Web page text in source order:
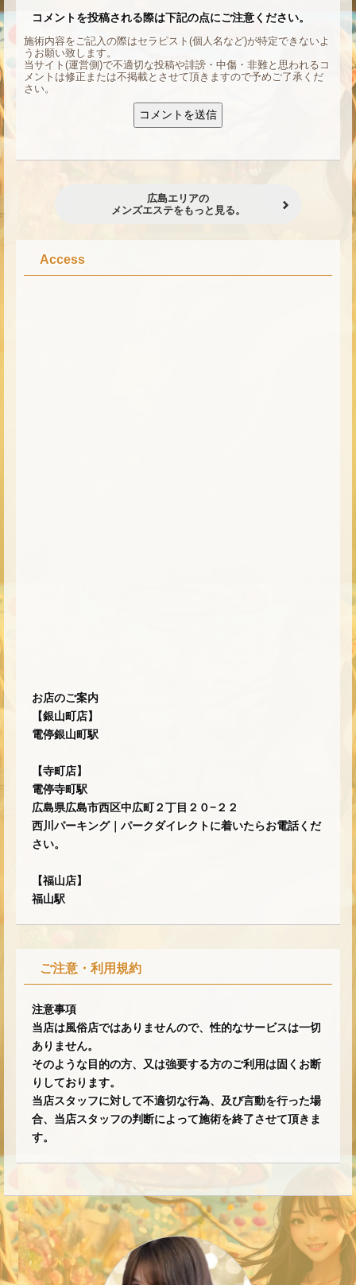
コメントを投稿される際は下記の点にご注意ください。
施術内容をご記入の際はセラピスト(個人名など)が特定できないよ
うお願い致します。
当サイト(運営側)で不適切な投稿や誹謗・中傷・非難と思われるコ
メントは修正または不掲載とさせて頂きますので予めご了承くだ
さい。
広島エリアの
メンズエステをもっと見る。
Access
お店のご案内
【銀山町店】
電停銀山町駅
【寺町店】
電停寺町駅
広島県広島市西区中広町２丁目２０−２２
西川パーキング｜パークダイレクトに着いたらお電話くだ
さい。
【福山店】
福山駅
ご注意・利用規約
注意事項
当店は風俗店ではありませんので、性的なサービスは一切
ありません。
そのような目的の方、又は強要する方のご利用は固くお断
りしております。
当店スタッフに対して不適切な行為、及び言動を行った場
合、当店スタッフの判断によって施術を終了させて頂きま
す。